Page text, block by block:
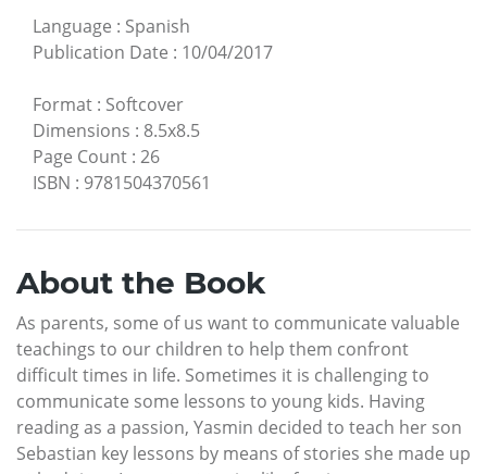
Language : Spanish
Publication Date : 10/04/2017
Format : Softcover
Dimensions : 8.5x8.5
Page Count : 26
ISBN : 9781504370561
About the Book
As parents, some of us want to communicate valuable
teachings to our children to help them confront
difficult times in life. Sometimes it is challenging to
communicate some lessons to young kids. Having
reading as a passion, Yasmin decided to teach her son
Sebastian key lessons by means of stories she made up